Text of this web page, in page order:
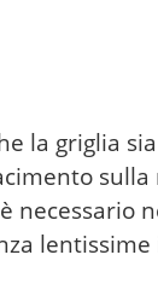
la griglia
necessario